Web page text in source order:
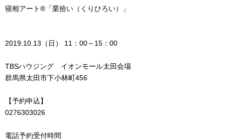
寝相アート®「栗拾い（くりひろい）」
2019.10.13（日） 11：00～15：00
TBSハウジング イオンモール太田会場
群馬県太田市下小林町456
【予約申込】
0276303026
電話予約受付時間